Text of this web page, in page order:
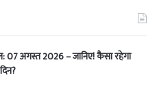
अगस्त 2026 – जानिए! कैसा रहेगा